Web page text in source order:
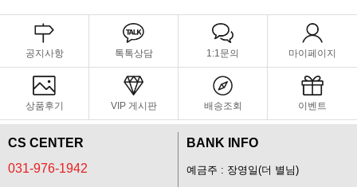
공지사항 톡톡상담 1:1문의 마이페이지
상품후기 VIP 게시판 배송조회 이벤트
CS CENTER
031-976-1942
BANK INFO
예금주 : 장영일(더 별님)